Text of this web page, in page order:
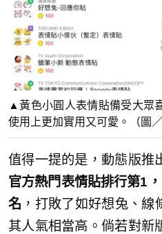
▲黃色小圓人表情貼備受大眾
使用上更加實用又可愛。（圖
值得一提的是，動態版推
官方熱門表情貼排行第1
名 ，打敗了如好想兔、
其人氣相當高。倘若對新